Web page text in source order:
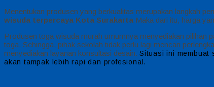
Menentukan produsen yang berkualitas merupakan langkah
wisuda terpercaya Kota Surakarta Maka dari itu, harga
Produsen toga wisuda murah umumnya menyediakan pilihan
toga. Sehingga, pihak sekolah tidak perlu lagi mencari
menyediakan layanan konsultasi desain. Situasi ini membuat
akan tampak lebih rapi dan profesional.